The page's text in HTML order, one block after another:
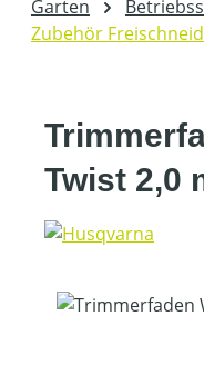
Garten
Zubehör
Twist 2,0
Bildergalerie